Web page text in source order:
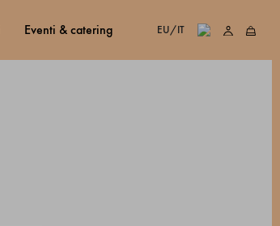
eventi & catering EU/IT